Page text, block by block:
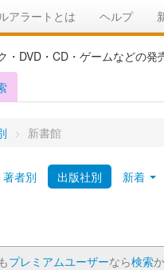
アラートとは ヘルプ
・DVD・CD・ゲームなどの発
> 新書館
著者別 出版社別 新着
プレミアムユーザーなら検索